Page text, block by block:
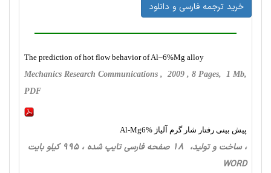
خرید ترجمه فارسی و دانلود
The prediction of hot flow behavior of Al–6%Mg alloy
Mechanics Research Communications , 2009 , 8 Pages, 1 Mb,
PDF
پیش بینی رفتار شار گرم آلیاژ Al-Mg6%
، ساخت‌ و تولید، 18 صفحه فارسی تایپ شده ، 995 کیلو بایت
WORD